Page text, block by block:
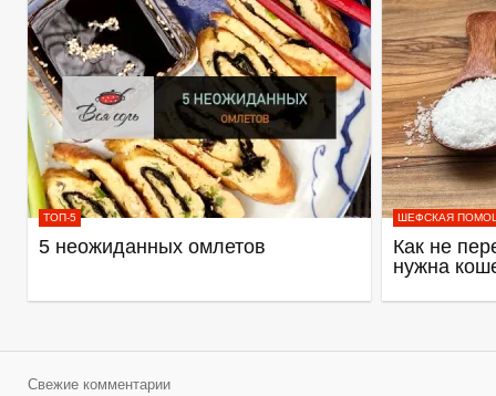
ТОП-5
5 неожиданных омлетов
ШЕФСКАЯ
Как не
нужна
Свежие комментарии